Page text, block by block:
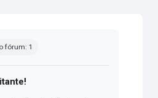
fórum: 1